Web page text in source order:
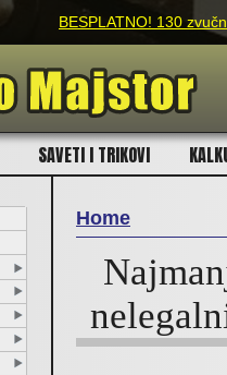
BESPLATNO! 130
SAVETI I TRIKOVI
You are here
Home